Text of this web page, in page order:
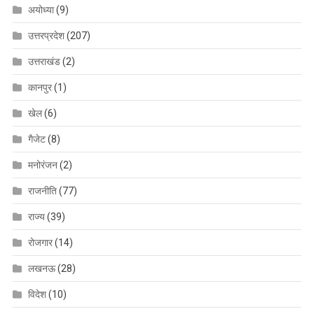
अयोध्या(9)
उत्तरप्रदेश(207)
उत्तराखंड(2)
कानपुर(1)
खेल(6)
गैजेट(8)
मनोरंजन(2)
राजनीति(77)
राज्य(39)
रोजगार(14)
लखनऊ(28)
विदेश(10)